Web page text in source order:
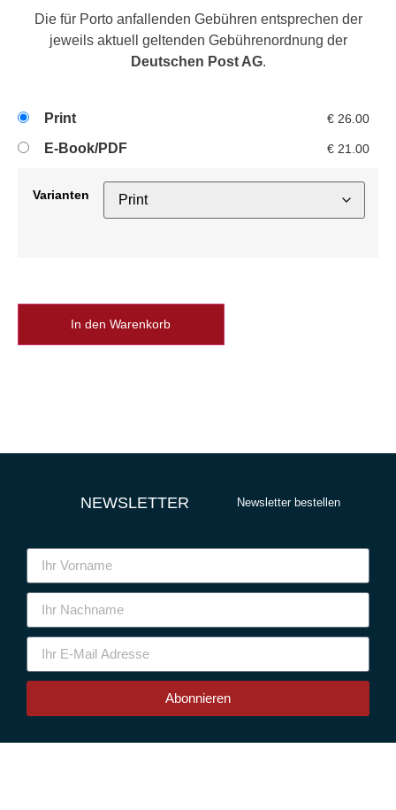
Die für Porto anfallenden Gebühren entsprechen der
jeweils aktuell geltenden Gebührenordnung der
Deutschen Post AG.
Print € 26.00
E-Book/PDF € 21.00
Varianten
In den Warenkorb
NEWSLETTER Newsletter bestellen
Abonnieren